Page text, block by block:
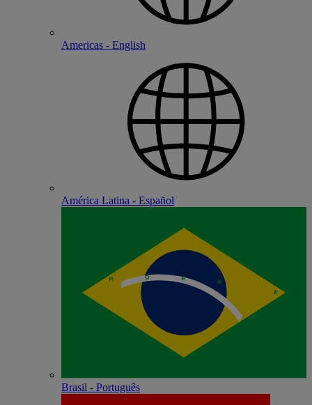
Americas - English
América Latina - Español
Brasil - Português